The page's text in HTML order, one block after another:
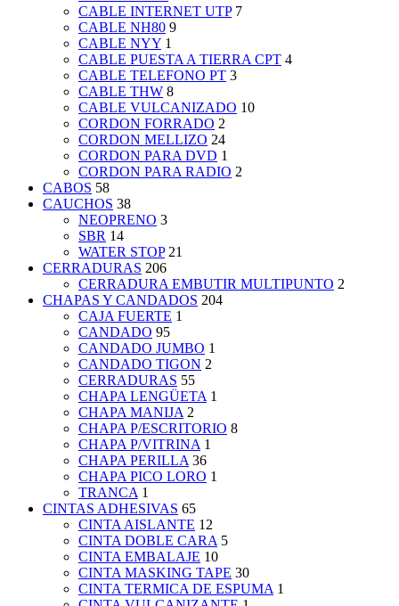
CABLE INTERNET UTP 7
CABLE NH80 9
CABLE NYY 1
CABLE PUESTA A TIERRA CPT 4
CABLE TELEFONO PT 3
CABLE THW 8
CABLE VULCANIZADO 10
CORDON FORRADO 2
CORDON MELLIZO 24
CORDON PARA DVD 1
CORDON PARA RADIO 2
CABOS 58
CAUCHOS 38
NEOPRENO 3
SBR 14
WATER STOP 21
CERRADURAS 206
CERRADURA EMBUTIR MULTIPUNTO 2
CHAPAS Y CANDADOS 204
CAJA FUERTE 1
CANDADO 95
CANDADO JUMBO 1
CANDADO TIGON 2
CERRADURAS 55
CHAPA LENGÜETA 1
CHAPA MANIJA 2
CHAPA P/ESCRITORIO 8
CHAPA P/VITRINA 1
CHAPA PERILLA 36
CHAPA PICO LORO 1
TRANCA 1
CINTAS ADHESIVAS 65
CINTA AISLANTE 12
CINTA DOBLE CARA 5
CINTA EMBALAJE 10
CINTA MASKING TAPE 30
CINTA TERMICA DE ESPUMA 1